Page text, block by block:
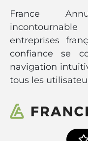
France
entreprises
confiance se
navigation
tous les